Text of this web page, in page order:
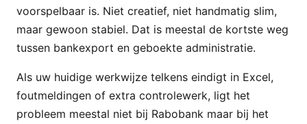
voorspelbaar is. Niet creatief, niet handmatig slim,
maar gewoon stabiel. Dat is meestal de kortste weg
tussen bankexport en geboekte administratie.
Als uw huidige werkwijze telkens eindigt in Excel,
foutmeldingen of extra controlewerk, ligt het
probleem meestal niet bij Rabobank maar bij het